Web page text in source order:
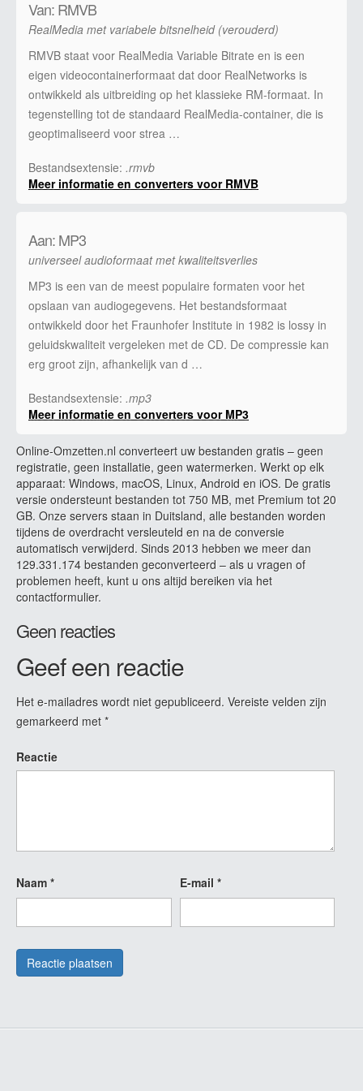
Van: RMVB
RealMedia met variabele bitsnelheid (verouderd)
RMVB staat voor RealMedia Variable Bitrate en is een
eigen videocontainerformaat dat door RealNetworks is
ontwikkeld als uitbreiding op het klassieke RM-formaat. In
tegenstelling tot de standaard RealMedia-container, die is
geoptimaliseerd voor strea …
Bestandsextensie: .rmvb
Meer informatie en converters voor RMVB
Aan: MP3
universeel audioformaat met kwaliteitsverlies
MP3 is een van de meest populaire formaten voor het
opslaan van audiogegevens. Het bestandsformaat
ontwikkeld door het Fraunhofer Institute in 1982 is lossy in
geluidskwaliteit vergeleken met de CD. De compressie kan
erg groot zijn, afhankelijk van d …
Bestandsextensie: .mp3
Meer informatie en converters voor MP3
Online-Omzetten.nl converteert uw bestanden gratis – geen
registratie, geen installatie, geen watermerken. Werkt op elk
apparaat: Windows, macOS, Linux, Android en iOS. De gratis
versie ondersteunt bestanden tot 750 MB, met Premium tot 20
GB. Onze servers staan in Duitsland, alle bestanden worden
tijdens de overdracht versleuteld en na de conversie
automatisch verwijderd. Sinds 2013 hebben we meer dan
129.331.174 bestanden geconverteerd – als u vragen of
problemen heeft, kunt u ons altijd bereiken via het
contactformulier.
Geen reacties
Geef een reactie
Het e-mailadres wordt niet gepubliceerd. Vereiste velden zijn
gemarkeerd met *
Reactie
Naam * E-mail *